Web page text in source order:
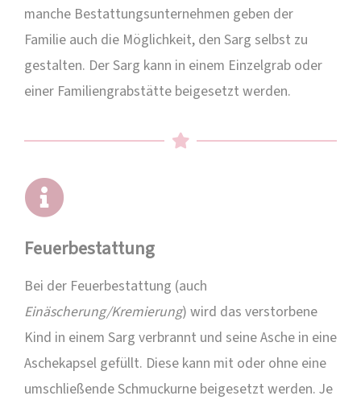
manche Bestattungsunternehmen geben der
Familie auch die Möglichkeit, den Sarg selbst zu
gestalten. Der Sarg kann in einem Einzelgrab oder
einer Familiengrabstätte beigesetzt werden.
Feuerbestattung
Bei der Feuerbestattung (auch
Einäscherung/Kremierung) wird das verstorbene
Kind in einem Sarg verbrannt und seine Asche in eine
Aschekapsel gefüllt. Diese kann mit oder ohne eine
umschließende Schmuckurne beigesetzt werden. Je